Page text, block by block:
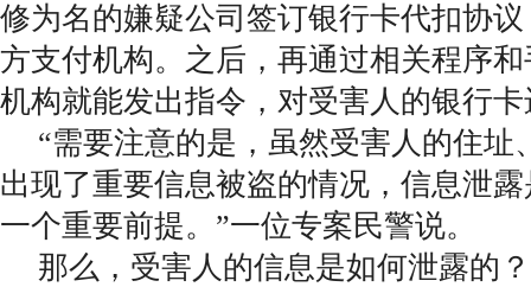
修为名的嫌疑公司签订银行卡代扣协
方支付机构。之后，再通过相关程序
机构就能发出指令，对受害人的银行
“需要注意的是，虽然受害人的住址
出现了重要信息被盗的情况，信息泄
一个重要前提。”一位专案民警说。
那么，受害人的信息是如何泄露的？